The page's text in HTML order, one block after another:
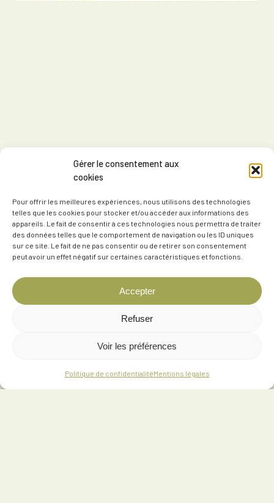
Gérer le consentement aux
cookies
Pour offrir les meilleures expériences, nous utilisons des technologies
telles que les cookies pour stocker et/ou accéder aux informations des
appareils. Le fait de consentir à ces technologies nous permettra de traiter
des données telles que le comportement de navigation ou les ID uniques
sur ce site. Le fait de ne pas consentir ou de retirer son consentement
peut avoir un effet négatif sur certaines caractéristiques et fonctions.
Accepter
Refuser
Voir les préférences
Politique de confidentialitéMentions légales